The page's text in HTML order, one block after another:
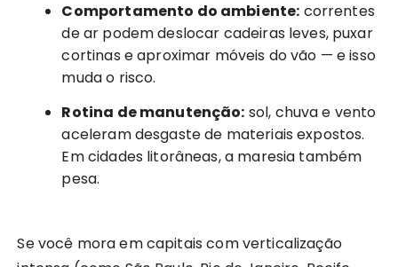
Comportamento do ambiente: correntes
de ar podem deslocar cadeiras leves, puxar
cortinas e aproximar móveis do vão — e isso
muda o risco.
Rotina de manutenção: sol, chuva e vento
aceleram desgaste de materiais expostos.
Em cidades litorâneas, a maresia também
pesa.
Se você mora em capitais com verticalização